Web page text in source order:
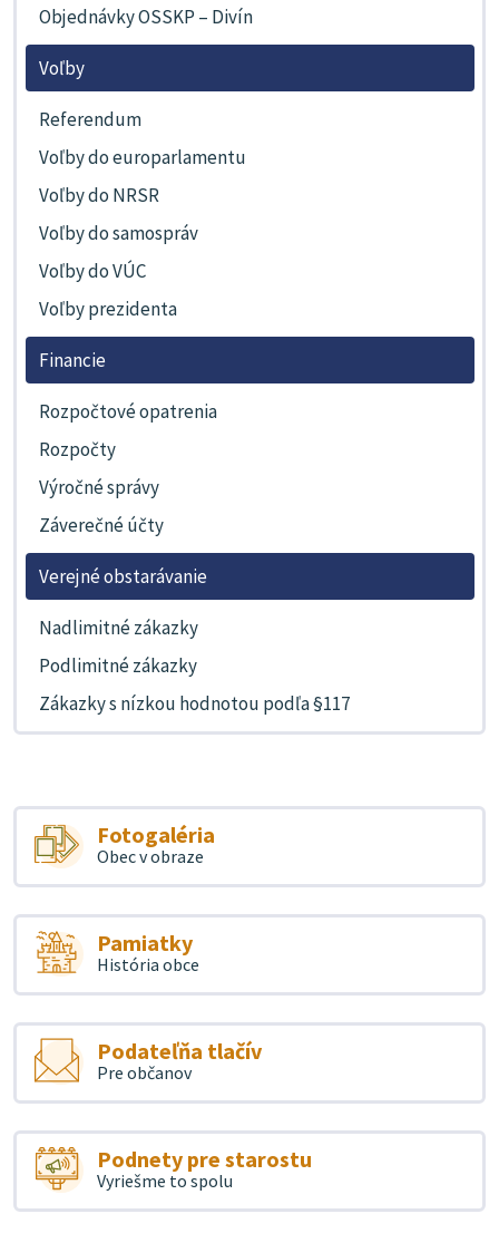
Objednávky OSSKP – Divín
Voľby
Referendum
Voľby do europarlamentu
Voľby do NRSR
Voľby do samospráv
Voľby do VÚC
Voľby prezidenta
Financie
Rozpočtové opatrenia
Rozpočty
Výročné správy
Záverečné účty
Verejné obstarávanie
Nadlimitné zákazky
Podlimitné zákazky
Zákazky s nízkou hodnotou podľa §117
Fotogaléria
Obec v obraze
Pamiatky
História obce
Podateľňa tlačív
Pre občanov
Podnety pre starostu
Vyriešme to spolu